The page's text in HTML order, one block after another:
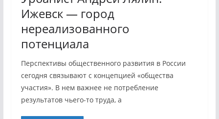
Ижевск — город
нереализованного
потенциала
Перспективы общественного развития в России
сегодня связывают с концепцией «общества
участия». В нем важнее не потребление
результатов чьего-то труда, а